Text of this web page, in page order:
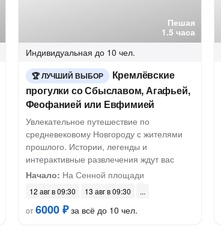
Пешая
1.5 часа
Индивидуальная до 10 чел.
ЛУЧШИЙ ВЫБОР
Кремлёвские
прогулки со Сбыславом, Агафьей,
Феофанией или Евфимией
Увлекательное путешествие по
средневековому Новгороду с жителями
прошлого. Истории, легенды и
интерактивные развлечения ждут вас
Начало: На Сенной площади
12 авг в 09:30
13 авг в 09:30
от6000 ₽за всё до 10 чел.